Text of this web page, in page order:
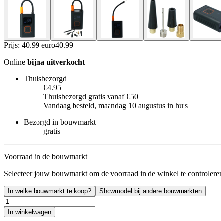
Prijs: 40.99 euro40.99
Online bijna uitverkocht
Thuisbezorgd
€4.95
Thuisbezorgd gratis vanaf €50
Vandaag besteld, maandag 10 augustus in huis
Bezorgd in bouwmarkt
gratis
Voorraad in de bouwmarkt
Selecteer jouw bouwmarkt om de voorraad in de winkel te
In welke bouwmarkt te koop? Showmodel bij andere bouwmarkten
In winkelwagen